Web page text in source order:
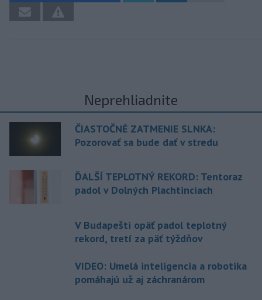
Neprehliadnite
ČIASTOČNÉ ZATMENIE SLNKA:
Pozorovať sa bude dať v stredu
ĎALŠÍ TEPLOTNÝ REKORD: Tentoraz
padol v Dolných Plachtinciach
V Budapešti opäť padol teplotný
rekord, tretí za päť týždňov
VIDEO: Umelá inteligencia a robotika
pomáhajú už aj záchranárom